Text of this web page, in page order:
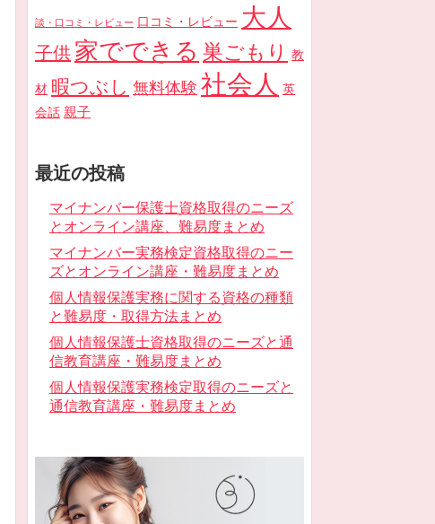
談・口コミ・レビュー 口コミ・レビュー 大人
子供 家でできる 巣ごもり 教
材 暇つぶし 無料体験 社会人
英
会話 親子
最近の投稿
マイナンバー保護士資格取得のニーズ
とオンライン講座、難易度まとめ
マイナンバー実務検定資格取得のニー
ズとオンライン講座・難易度まとめ
個人情報保護実務に関する資格の種類
と難易度・取得方法まとめ
個人情報保護士資格取得のニーズと通
信教育講座・難易度まとめ
個人情報保護実務検定取得のニーズと
通信教育講座・難易度まとめ